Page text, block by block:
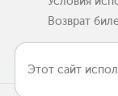
Этот сайт
Возврат